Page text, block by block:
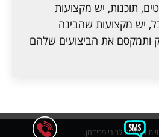
תוכנות, יש מקצועות
יש מקצועות שהבינה
ותמקסם את הביצועים שלהם
שמורות לרוני פרידמן.